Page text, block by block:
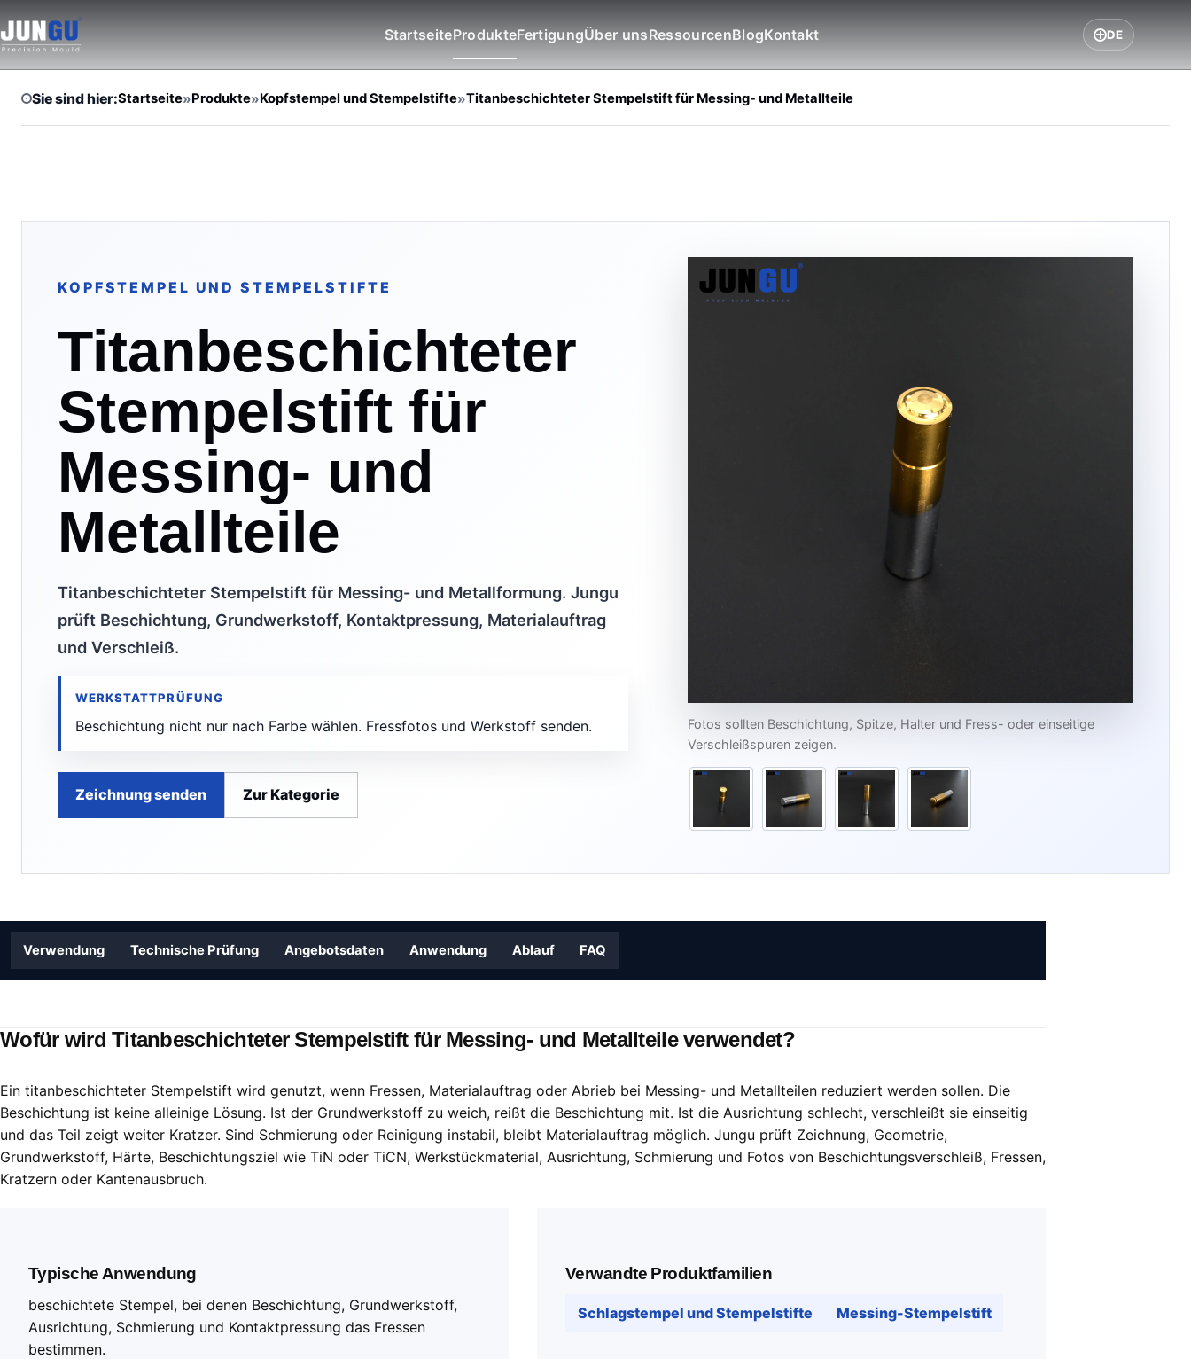
StartseiteProdukteFertigungÜber unsRessourcenBlogKontakt DE
Sie sind hier:Startseite»Produkte»Kopfstempel und Stempelstifte»Titanbeschichteter Stempelstift für Messing- und Metallteile
KOPFSTEMPEL UND STEMPELSTIFTE
Titanbeschichteter
Stempelstift für
Messing- und
Metallteile
Titanbeschichteter Stempelstift für Messing- und Metallformung. Jungu
prüft Beschichtung, Grundwerkstoff, Kontaktpressung, Materialauftrag
und Verschleiß.
WERKSTATTPRÜFUNG
Beschichtung nicht nur nach Farbe wählen. Fressfotos und Werkstoff senden.
Zeichnung senden Zur Kategorie
Fotos sollten Beschichtung, Spitze, Halter und Fress- oder einseitige
Verschleißspuren zeigen.
Verwendung Technische Prüfung Angebotsdaten Anwendung Ablauf FAQ
Wofür wird Titanbeschichteter Stempelstift für Messing- und Metallteile verwendet?
Ein titanbeschichteter Stempelstift wird genutzt, wenn Fressen, Materialauftrag oder Abrieb bei Messing- und Metallteilen reduziert werden sollen. Die
Beschichtung ist keine alleinige Lösung. Ist der Grundwerkstoff zu weich, reißt die Beschichtung mit. Ist die Ausrichtung schlecht, verschleißt sie einseitig
und das Teil zeigt weiter Kratzer. Sind Schmierung oder Reinigung instabil, bleibt Materialauftrag möglich. Jungu prüft Zeichnung, Geometrie,
Grundwerkstoff, Härte, Beschichtungsziel wie TiN oder TiCN, Werkstückmaterial, Ausrichtung, Schmierung und Fotos von Beschichtungsverschleiß, Fressen,
Kratzern oder Kantenausbruch.
Typische Anwendung
beschichtete Stempel, bei denen Beschichtung, Grundwerkstoff,
Ausrichtung, Schmierung und Kontaktpressung das Fressen
bestimmen.
Verwandte Produktfamilien
Schlagstempel und Stempelstifte Messing-Stempelstift